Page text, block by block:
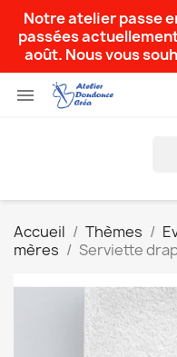
Notre atelier passe
passées
août. Nous vous

Accueil Thèmes
mères
Serviette